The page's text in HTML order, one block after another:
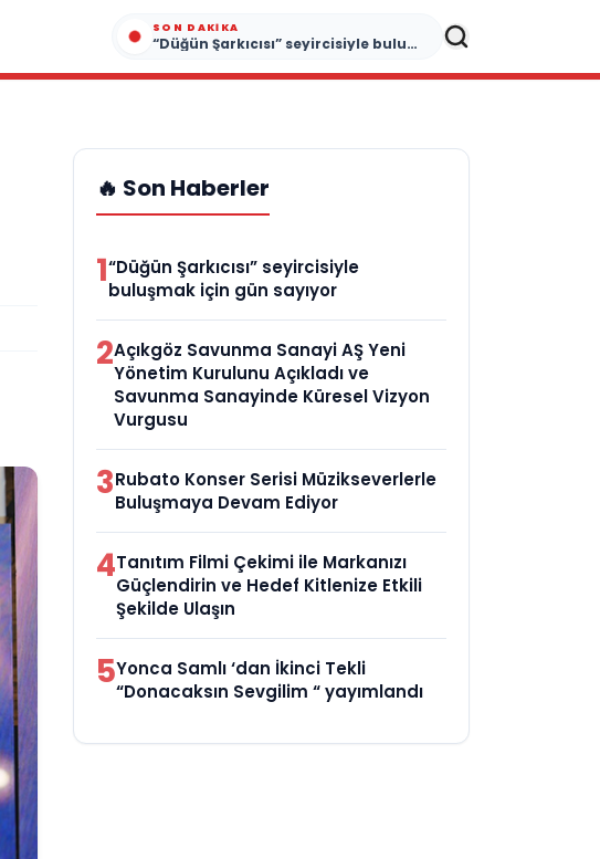
SON DAKIKA
“Düğün Şarkıcısı” seyircisiyle buluşmak için gün sayıyor
🔥 Son Haberler
1“Düğün Şarkıcısı” seyircisiyle
buluşmak için gün sayıyor
2Açıkgöz Savunma Sanayi AŞ Yeni
Yönetim Kurulunu Açıkladı ve
Savunma Sanayinde Küresel Vizyon
Vurgusu
3Rubato Konser Serisi Müzikseverlerle
Buluşmaya Devam Ediyor
4Tanıtım Filmi Çekimi ile Markanızı
Güçlendirin ve Hedef Kitlenize Etkili
Şekilde Ulaşın
5Yonca Samlı ‘dan İkinci Tekli
“Donacaksın Sevgilim “ yayımlandı